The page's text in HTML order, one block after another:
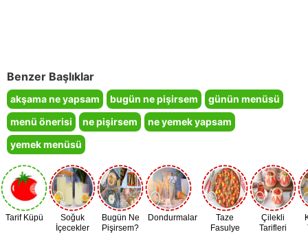
Benzer Başlıklar
akşama ne yapsam bugün ne pişirsem
günün menüsü
menü önerisi
ne pişirsem
ne yemek yapsam
yemek menüsü
Tarif Küpü
Soğuk
İçecekler
Bugün Ne
Pişirsem?
Dondurmalar
Taze
Fasulye
Çilekli
Tarifleri